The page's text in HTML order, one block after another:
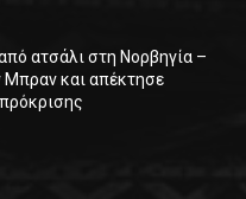
ατσάλι στη Νορβηγία –
Μπραν και απέκτησε